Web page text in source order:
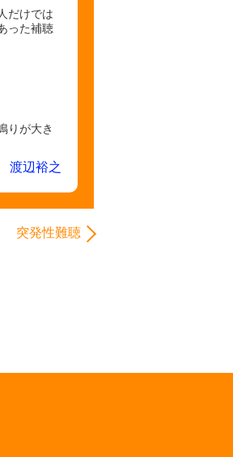
だけでは
った補聴
りが大き
渡辺裕之
突発性難聴